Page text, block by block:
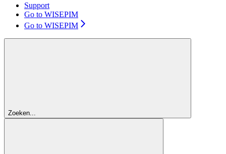
Support
Go to WISEPIM
Go to WISEPIM
Zoeken...